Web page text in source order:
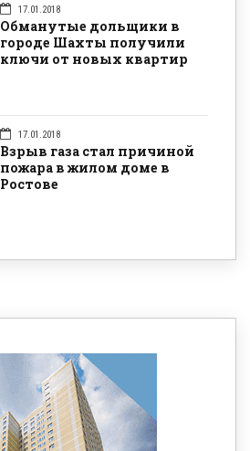
17.01.2018
Обманутые дольщики в
городе Шахты получили
ключи от новых квартир
17.01.2018
Взрыв газа стал причиной
пожара в жилом доме в
Ростове